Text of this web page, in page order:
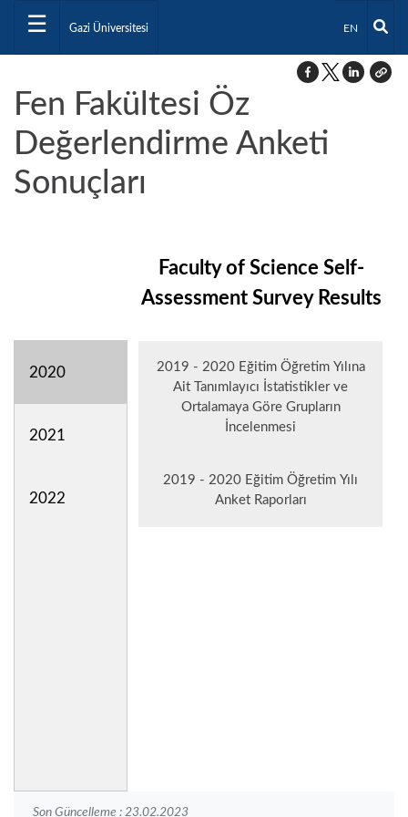
☰ Gazi Üniversitesi Dil Seçiniz
EN
Fen Fakültesi Öz
Değerlendirme Anketi
Sonuçları
Faculty of Science Self-
Assessment Survey Results
2020
2021
2022
2019 - 2020 Eğitim Öğretim Yılına
Ait Tanımlayıcı İstatistikler ve
Ortalamaya Göre Grupların
İncelenmesi
2019 - 2020 Eğitim Öğretim Yılı
Anket Raporları
Son Güncelleme : 23.02.2023